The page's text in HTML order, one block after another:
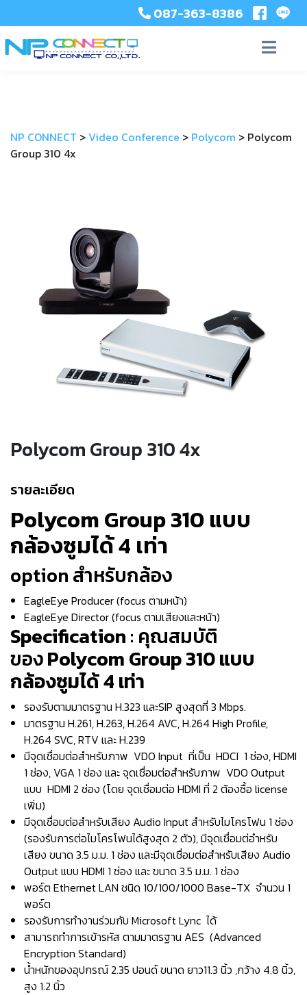
087-363-8386
NP CONNECT >Video Conference > Polycom > Polycom
Group 310 4x
Polycom Group 310 4x
รายละเอียด
Polycom Group 310แบบ
กล้องซูมได้4 เท่า
option สำหรับกล้อง
EagleEye Producer (focus ตามหน้า)
EagleEye Director (focus ตามเสียงและหน้า)
Specification: คุณสมบัติ
ของPolycom Group 310 แบบ
กล้องซูมได้ 4 เท่า
รองรับตามมาตรฐาน H.323 และSIP สูงสุดที่ 3 Mbps.
มาตรฐาน H.261, H.263, H.264 AVC, H.264 High Profile,
H.264 SVC, RTV และ H.239
มีจุดเชื่อมต่อสำหรับภาพ VDO Input ที่เป็น HDCI 1 ช่อง, HDMI
1 ช่อง, VGA 1 ช่อง และ จุดเชื่อมต่อสำหรับภาพ VDO Output
แบบ HDMI 2 ช่อง (โดย จุดเชื่อมต่อ HDMI ที่ 2 ต้องซื้อ license
เพิ่ม)
มีจุดเชื่อมต่อสำหรับเสียง Audio Input สำหรับไมโครโฟน 1 ช่อง
(รองรับการต่อไมโครโฟนได้สูงสุด 2 ตัว), มีจุดเชื่อมต่อำหรับ
เสียง ขนาด 3.5 ม.ม. 1 ช่อง และมีจุดเชื่อมต่อสำหรับเสียง Audio
Output แบบ HDMI 1 ช่อง และ ขนาด 3.5 ม.ม. 1 ช่อง
พอร์ต Ethernet LAN ชนิด 10/100/1000 Base-TX จำนวน 1
พอร์ต
รองรับการทำงานร่วมกับ Microsoft Lync ได้
สามารถทำการเข้ารหัส ตามมาตรฐาน AES (Advanced
Encryption Standard)
น้ำหนักของอุปกรณ์ 2.35 ปอนด์ ขนาด ยาว11.3 นิ้ว ,กว้าง 4.8 นิ้ว,
สูง 1.2 นิ้ว